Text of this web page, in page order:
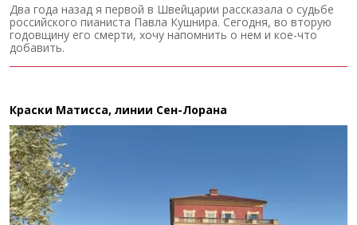
Два года назад я первой в Швейцарии рассказала о судьбе
российского пианиста Павла Кушнира. Сегодня, во вторую
годовщину его смерти, хочу напомнить о нем и кое-что
добавить.
Краски Матисса, линии Сен-Лорана